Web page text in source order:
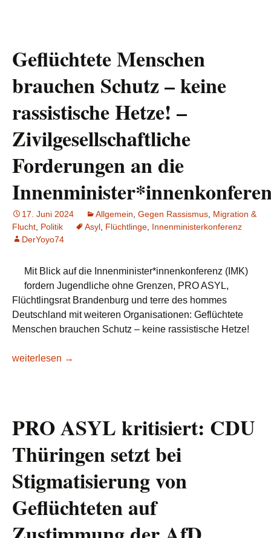
Geflüchtete Menschen
brauchen Schutz – keine
rassistische Hetze! –
Zivilgesellschaftliche
Forderungen an die
17. Juni 2024 Allgemein Gegen Rassismus Migration &
Flucht Politik Asyl Flüchtlinge Innenministerkonferenz
DerYoyo74
Mit Blick auf die Innenminister*innenkonferenz (IMK)
fordern Jugendliche ohne Grenzen, PRO ASYL,
Flüchtlingsrat Brandenburg und terre des hommes
Deutschland mit weiteren Organisationen: Geflüchtete
Menschen brauchen Schutz – keine rassistische Hetze!
Geflüchtete Menschen brauchen Schutz – keine
weiterlesen →
PRO ASYL kritisiert: CDU
Thüringen setzt bei
Stigmatisierung von
Geflüchteten auf